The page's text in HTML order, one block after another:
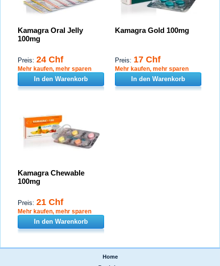
Kamagra Oral Jelly
100mg
Preis: 24 Chf
Mehr kaufen, mehr sparen
In den Warenkorb
Kamagra Gold 100mg
Preis: 17 Chf
Mehr kaufen, mehr sparen
In den Warenkorb
Kamagra Chewable
100mg
Preis: 21 Chf
Mehr kaufen, mehr sparen
In den Warenkorb
Home